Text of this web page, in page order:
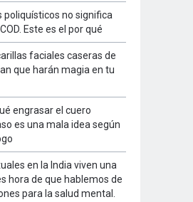
poliquísticos no significa
Este es el por qué
faciales caseras de
que harán magia en tu
engrasar el cuero
es una mala idea según
en la India viven una
hora de que hablemos de
para la salud mental.